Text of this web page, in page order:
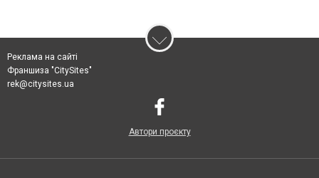
Реклама на сайті
Франшиза "CitySites"
rek@citysites.ua
Автори проєкту